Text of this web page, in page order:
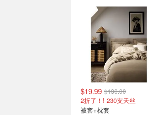
史低价：CK 女士无痕内
裤！3件装
$19.99 $130.00
2折了！! 230支天丝
被套+枕套